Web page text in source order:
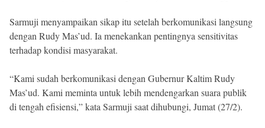
Sarmuji menyampaikan sikap itu setelah berkomunikasi langsung
dengan Rudy Mas’ud. Ia menekankan pentingnya sensitivitas
terhadap kondisi masyarakat.
“Kami sudah berkomunikasi dengan Gubernur Kaltim Rudy
Mas’ud. Kami meminta untuk lebih mendengarkan suara publik
di tengah efisiensi,” kata Sarmuji saat dihubungi, Jumat (27/2).